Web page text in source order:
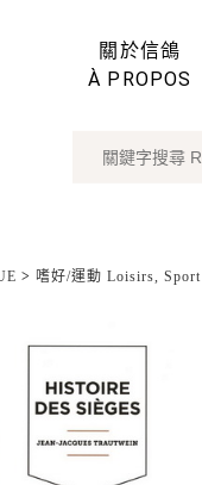
關於信鴿
À PROPOS
> 嗜好/運動 Loisirs, Sport